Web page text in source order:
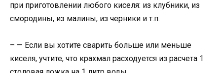
при приготовлении любого киселя: из клубники, из
смородины, из малины, из черники и т.п.
– — Если вы хотите сварить больше или меньше
киселя, учтите, что крахмал расходуется из расчета 1